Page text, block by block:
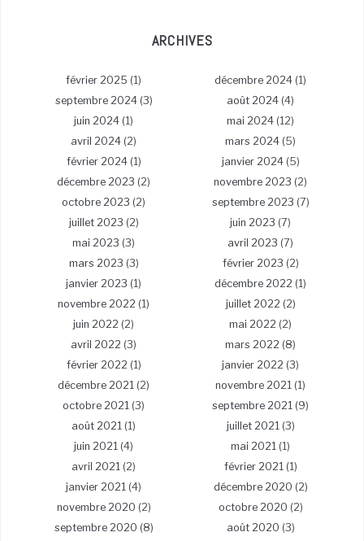
ARCHIVES
février 2025 (1) décembre 2024 (1)
septembre 2024(3) août 2024 (4)
juin 2024 (1) mai 2024 (12)
avril 2024 (2) mars 2024 (5)
février 2024(1) janvier 2024(5)
décembre 2023 (2) novembre 2023 (2)
octobre 2023 (2) septembre 2023 (7)
juillet 2023 (2) juin 2023 (7)
mai 2023 (3) avril 2023 (7)
mars 2023 (3) février 2023 (2)
janvier 2023 (1) décembre 2022 (1)
novembre 2022 (1) juillet 2022 (2)
juin 2022 (2) mai 2022 (2)
avril 2022 (3) mars 2022 (8)
février 2022 (1) janvier 2022 (3)
décembre 2021 (2) novembre 2021 (1)
octobre 2021 (3) septembre 2021 (9)
août 2021 (1) juillet 2021(3)
juin 2021 (4) mai 2021 (1)
avril 2021 (2) février 2021(1)
janvier 2021 (4) décembre 2020 (2)
novembre 2020 (2) octobre 2020 (2)
septembre 2020 (8) août 2020 (3)